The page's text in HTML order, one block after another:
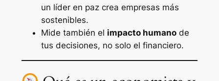
un líder en paz crea empresas más
sostenibles.
Mide también el impacto humanode
tus decisiones, no solo el financiero.